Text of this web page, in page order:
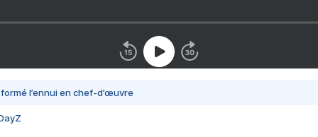
l’ennui en chef-d’œuvre